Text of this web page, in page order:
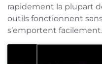
rapidement la plupart
outils fonctionnent
s’emportent facilement.